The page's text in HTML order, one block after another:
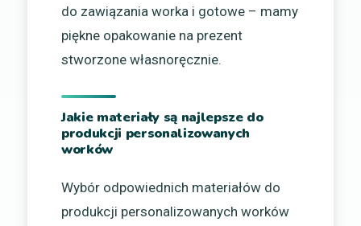
do zawiązania worka i gotowe – mamy
piękne opakowanie na prezent
stworzone własnoręcznie.
Jakie materiały są najlepsze do
produkcji personalizowanych
worków
Wybór odpowiednich materiałów do
produkcji personalizowanych worków